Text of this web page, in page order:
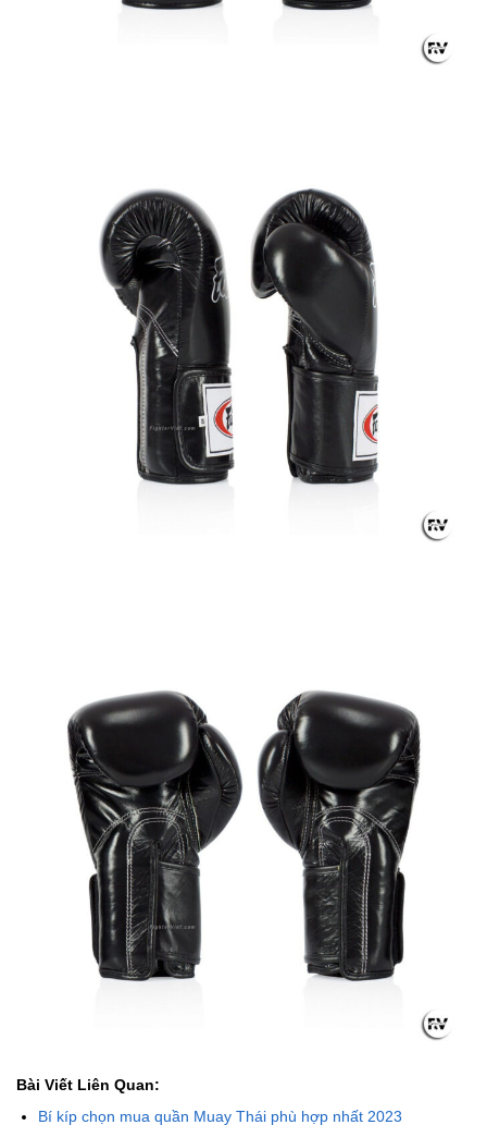
Bài Viết Liên Quan:
Bí kíp chọn mua quần Muay Thái phù hợp nhất 2023